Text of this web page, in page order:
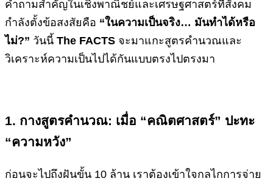
คำถามสำคัญในเชิงพาณิชย์และเศรษฐศาสตร์ที่สังคม
กำลังตั้งข้อสงสัยคือ “ในความเป็นจริง… มันทำได้หรือ
ไม่?” วันนี้ The FACTS จะมาแกะสูตรคำนวณและ
วิเคราะห์ความเป็นไปได้กันแบบตรงไปตรงมา
1. กางสูตรคำนวณ: เมื่อ “คณิตศาสตร์” ปะทะ
“ความหวัง”
ก่อนจะไปถึงฝันขั้น 10 ล้าน เราต้องเข้าใจกลไกการจ่าย